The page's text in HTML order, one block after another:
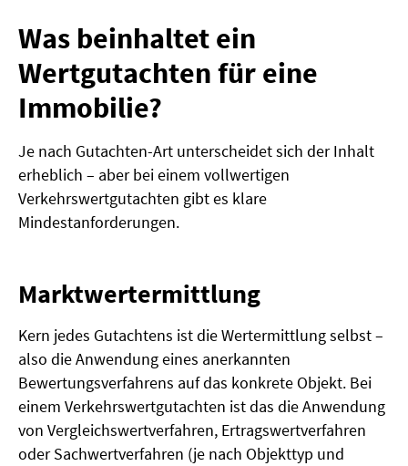
Was beinhaltet ein
Wertgutachten für eine
Immobilie?
Je nach Gutachten-Art unterscheidet sich der Inhalt
erheblich – aber bei einem vollwertigen
Verkehrswertgutachten gibt es klare
Mindestanforderungen.
Marktwertermittlung
Kern jedes Gutachtens ist die Wertermittlung selbst –
also die Anwendung eines anerkannten
Bewertungsverfahrens auf das konkrete Objekt. Bei
einem Verkehrswertgutachten ist das die Anwendung
von Vergleichswertverfahren, Ertragswertverfahren
oder Sachwertverfahren (je nach Objekttyp und